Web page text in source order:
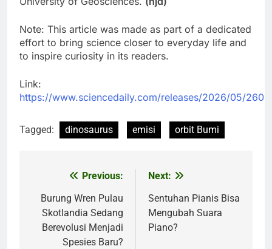
Note: This article was made as part of a dedicated
effort to bring science closer to everyday life and
to inspire curiosity in its readers.
Link:
https://www.sciencedaily.com/releases/2026/05/
Tagged: dinosaurus emisi orbit Bumi
navigation
Previous:
Burung Wren Pulau
Skotlandia Sedang
Berevolusi Menjadi
Spesies Baru?
Next:
Sentuhan Pianis Bisa
Mengubah Suara
Piano?